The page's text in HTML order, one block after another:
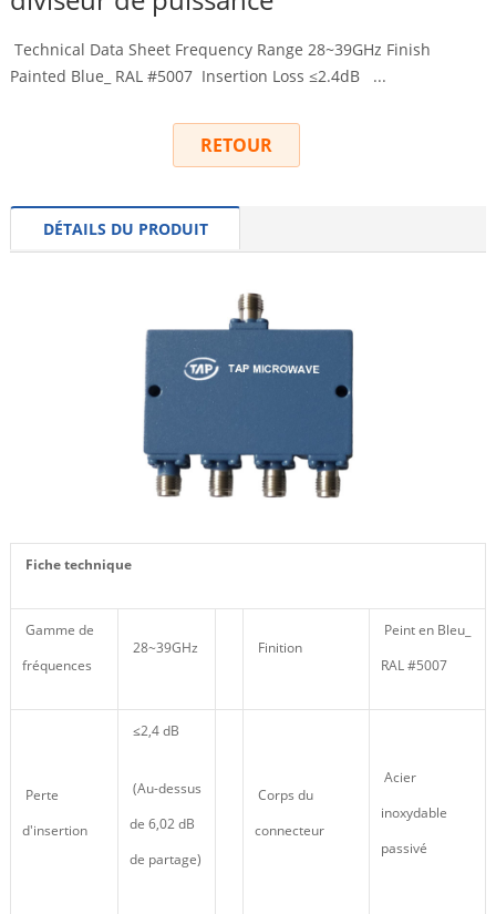
Technical Data Sheet Frequency Range 28~39GHz Finish
Painted Blue_ RAL#5007 Insertion Loss ≤2.4dB ...
RETOUR
DÉTAILS DU PRODUIT
Fiche technique
Gamme de
fréquences
28~39GHz Finition
Peint en Bleu_
RAL #5007
Perte
d'insertion
≤2,4 dB
(Au-dessus
de 6,02 dB
de partage)
Corps du
connecteur
Acier
inoxydable
passivé